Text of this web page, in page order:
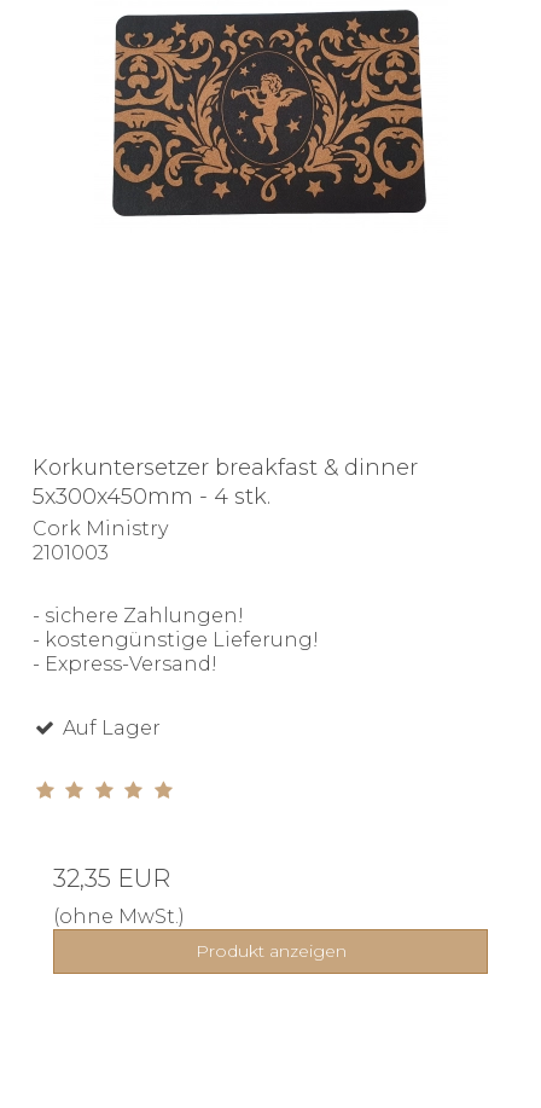
Korkuntersetzer breakfast & dinner
5x300x450mm - 4 stk.
Cork Ministry
2101003
- sichere Zahlungen!
- kostengünstige Lieferung!
- Express-Versand!
Auf Lager
32,35 EUR
(ohne MwSt.)
Produkt anzeigen